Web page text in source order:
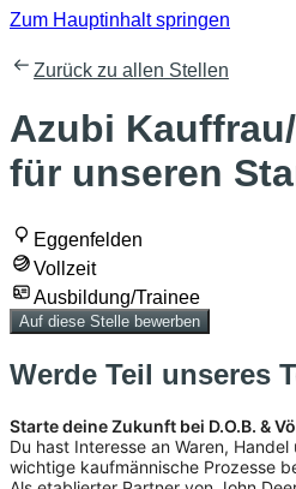
Zum Hauptinhalt springen
Zurück zu allen Stellen
Azubi
für unseren
Eggenfelden
Vollzeit
Ausbildung/Trainee
Auf diese Stelle bewerben
Werde Teil unseres
Starte deine Zukunft bei D.O.B. &
Du hast Interesse an Waren,
wichtige kaufmännische Prozesse